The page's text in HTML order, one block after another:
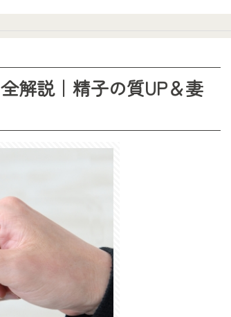
解説｜精子の質UP＆妻